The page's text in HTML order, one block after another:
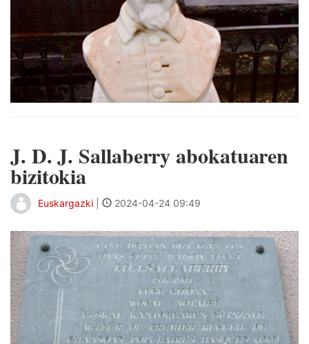
J. D. J. Sallaberry abokatuaren
bizitokia
Euskargazki 2024-04-24 09:49